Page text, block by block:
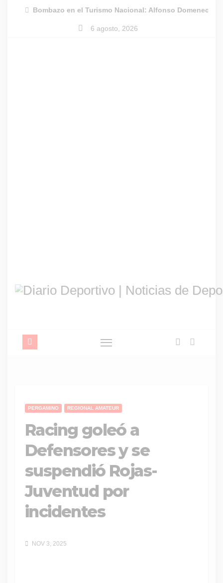
Bombazo en el Turismo Nacional: Alfonso Domenech
6 agosto, 2026
PERGAMINO REGIONAL AMATEUR
Racing goleó a
Defensores y se
suspendió Rojas-
Juventud por
incidentes
NOV 3, 2025